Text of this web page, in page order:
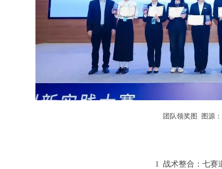
团队领奖图 图源
1 战术整合：七赛